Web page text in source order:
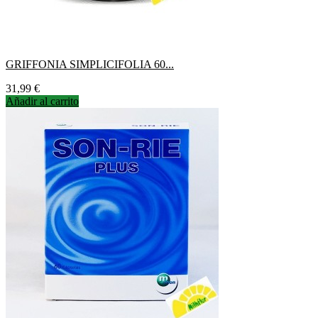
GRIFFONIA SIMPLICIFOLIA 60...
Precio
31,99 €
Añadir al carrito